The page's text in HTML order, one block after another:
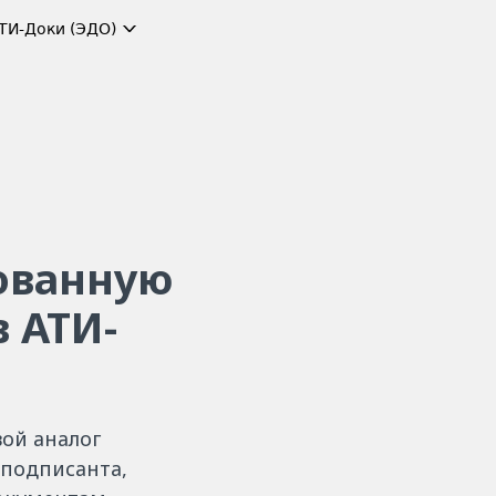
Доки (ЭДО)
АТИ-
аналог